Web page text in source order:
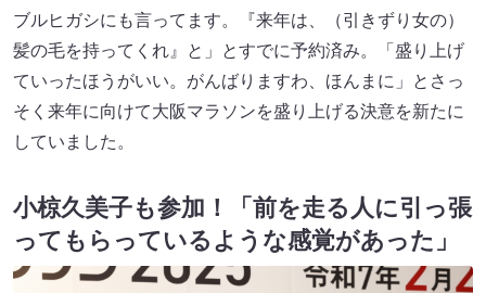
ブルヒガシにも言ってます。『来年は、（引きずり女の）
髪の毛を持ってくれ』と」とすでに予約済み。「盛り上げ
ていったほうがいい。がんばりますわ、ほんまに」とさっ
そく来年に向けて大阪マラソンを盛り上げる決意を新たに
していました。
小椋久美子も参加！「前を走る人に引っ張
ってもらっているような感覚があった」